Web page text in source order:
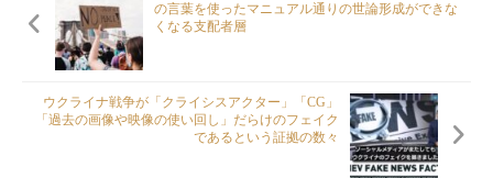
の言葉を使ったマニュアル通りの世論形成ができな
くなる支配者層
ウクライナ戦争が「クライシスアクター」「CG」
「過去の画像や映像の使い回し」だらけのフェイク
であるという証拠の数々